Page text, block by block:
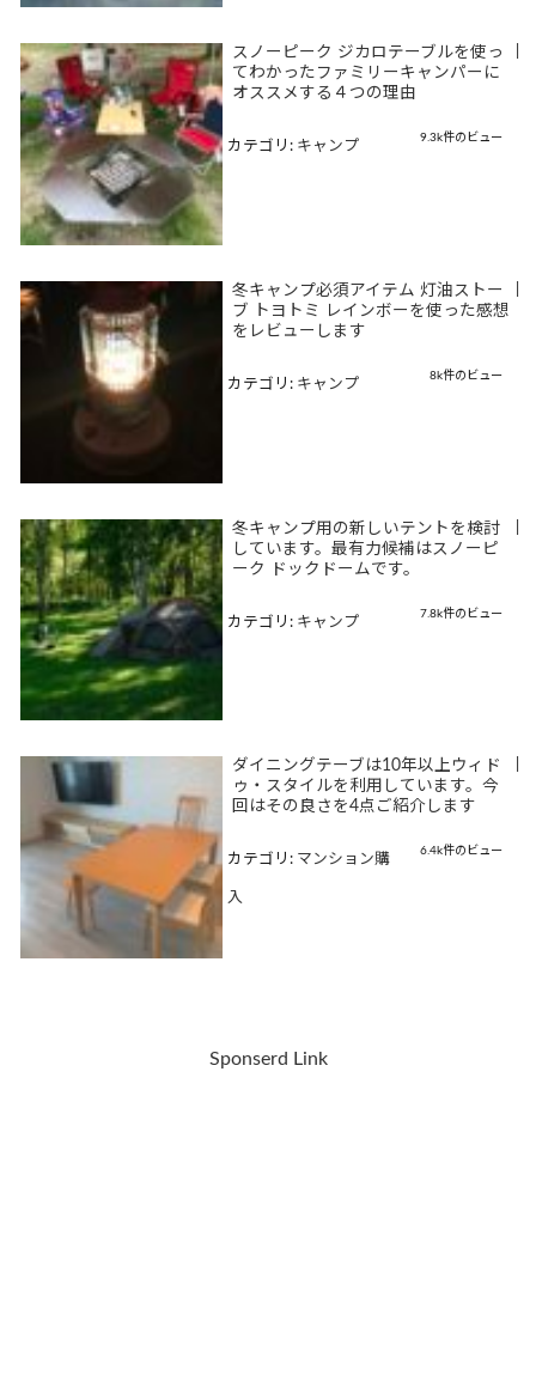
スノーピーク ジカロテーブルを使っ
てわかったファミリーキャンパーに
オススメする４つの理由
9.3k件のビュー
カテゴリ: キャンプ
冬キャンプ必須アイテム 灯油ストー
ブ トヨトミ レインボーを使った感想
をレビューします
8k件のビュー
カテゴリ: キャンプ
冬キャンプ用の新しいテントを検討
しています。最有力候補はスノーピ
ーク ドックドームです。
7.8k件のビュー
カテゴリ: キャンプ
ダイニングテーブは10年以上ウィド
ゥ・スタイルを利用しています。今
回はその良さを4点ご紹介します
6.4k件のビュー
カテゴリ: マンション購
入
Sponserd Link